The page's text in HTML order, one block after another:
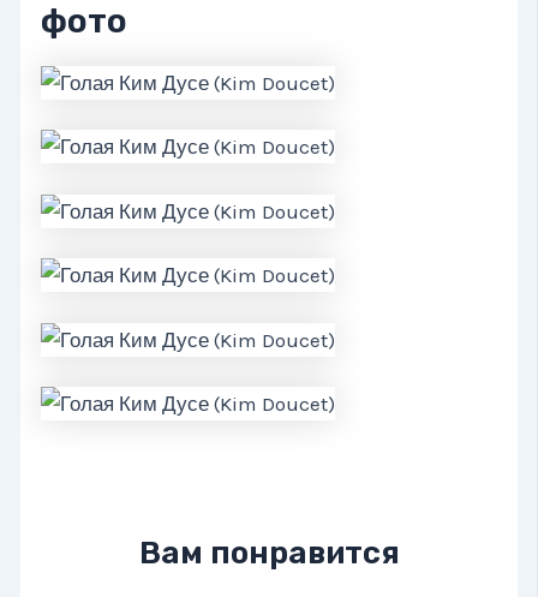
фото
Вам понравится